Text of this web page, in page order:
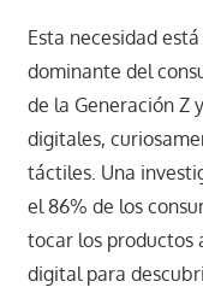
Esta necesidad
dominante del
de la Generación Z
digitales,
táctiles. Una
el 86% de los
tocar los productos
digital para